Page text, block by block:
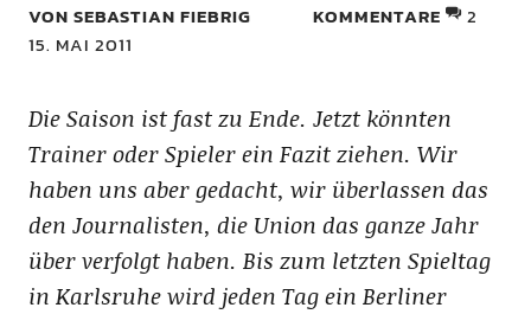
VON SEBASTIAN FIEBRIG
15. MAI 2011
KOMMENTARE 2
Die Saison ist fast zu Ende. Jetzt könnten
Trainer oder Spieler ein Fazit ziehen. Wir
haben uns aber gedacht, wir überlassen das
den Journalisten, die Union das ganze Jahr
über verfolgt haben. Bis zum letzten Spieltag
in Karlsruhe wird jeden Tag ein Berliner